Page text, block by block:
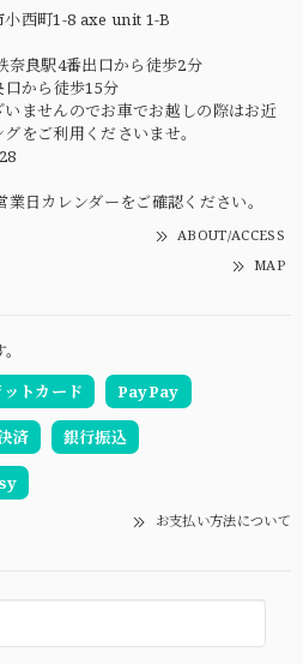
小西町1-8 axe unit 1-B
奈良駅4番出口から徒歩2分
口から徒歩15分
いませんのでお車でお越しの際はお近
をご利用くださいませ。
業日カレンダーをご確認ください。
ABOUT/ACCESS
MAP
トカード PayPay
済 銀行振込
お支払い方法について